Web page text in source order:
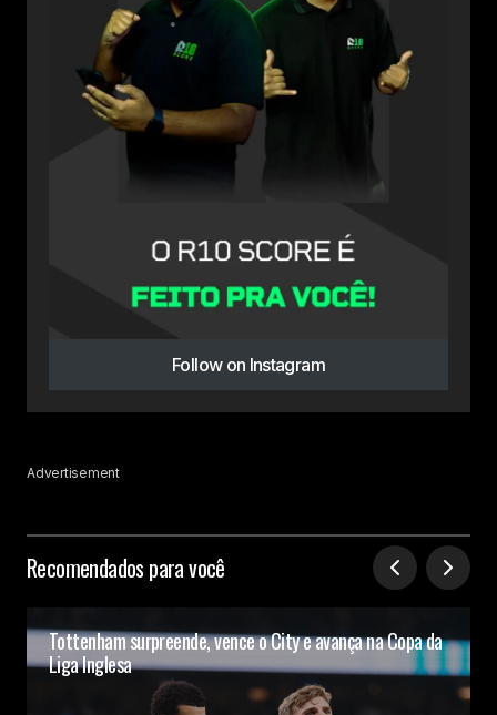
Follow on Instagram
Advertisement
Recomendados para você
Tottenham surpreende, vence o City e avança na Copa da
Liga Inglesa